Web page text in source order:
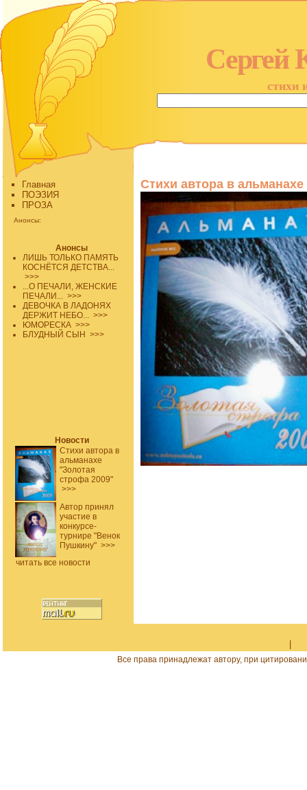
Сергей
стихи
Главная
ПОЭЗИЯ
ПРОЗА
Анонсы:
Анонсы
ЛИШЬ ТОЛЬКО ПАМЯТЬ
КОСНЁТСЯ ДЕТСТВА...
>>>
...О ПЕЧАЛИ, ЖЕНСКИЕ
ПЕЧАЛИ... >>>
ДЕВОЧКА В ЛАДОНЯХ
ДЕРЖИТ НЕБО... >>>
ЮМОРЕСКА >>>
БЛУДНЫЙ СЫН >>>
Новости
Стихи автора в
альманахе
"Золотая
строфа 2009"
>>>
Автор принял
участие в
конкурсе-
турнире "Венок
Пушкину" >>>
читать все новости
Стихи автора в
Все права принадлежат автору, при